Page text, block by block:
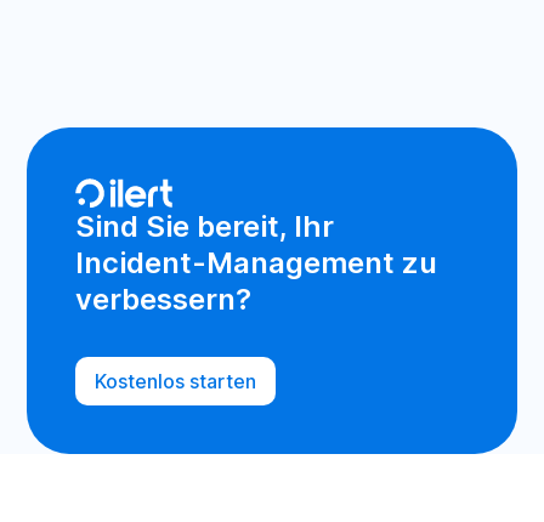
Sind Sie bereit, Ihr
Incident-Management zu
verbessern?
Kostenlos starten